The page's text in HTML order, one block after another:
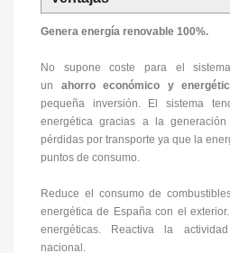
Genera energía renovable 100%.
No supone coste para el
un ahorro económico y
pequeña inversión. El sistema
energética gracias a la
pérdidas por transporte ya que la
puntos de consumo.
Reduce el consumo de
energética de España con el
energéticas. Reactiva la
nacional.